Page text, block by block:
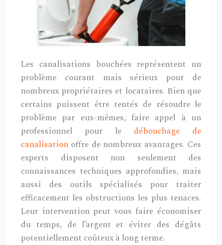
Les canalisations bouchées représentent un
problème courant mais sérieux pour de
nombreux propriétaires et locataires. Bien que
certains puissent être tentés de résoudre le
problème par eux-mêmes, faire appel à un
professionnel pour le débouchage de
canalisation offre de nombreux avantages. Ces
experts disposent non seulement des
connaissances techniques approfondies, mais
aussi des outils spécialisés pour traiter
efficacement les obstructions les plus tenaces.
Leur intervention peut vous faire économiser
du temps, de l’argent et éviter des dégâts
potentiellement coûteux à long terme.